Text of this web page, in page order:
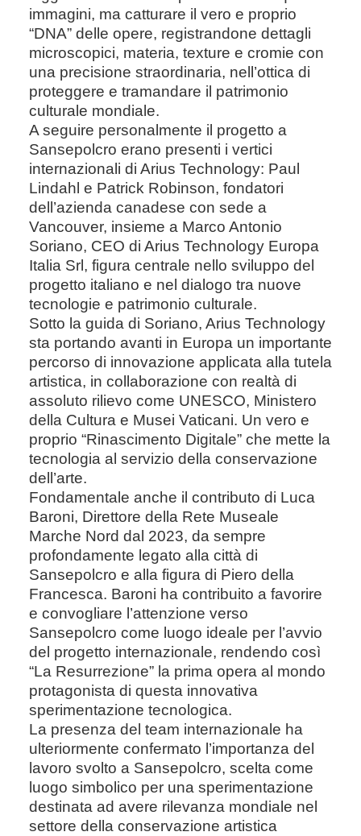
immagini, ma catturare il vero e proprio
“DNA” delle opere, registrandone dettagli
microscopici, materia, texture e cromie con
una precisione straordinaria, nell’ottica di
proteggere e tramandare il patrimonio
culturale mondiale.
A seguire personalmente il progetto a
Sansepolcro erano presenti i vertici
internazionali di Arius Technology: Paul
Lindahl e Patrick Robinson, fondatori
dell’azienda canadese con sede a
Vancouver, insieme a Marco Antonio
Soriano, CEO di Arius Technology Europa
Italia Srl, figura centrale nello sviluppo del
progetto italiano e nel dialogo tra nuove
tecnologie e patrimonio culturale.
Sotto la guida di Soriano, Arius Technology
sta portando avanti in Europa un importante
percorso di innovazione applicata alla tutela
artistica, in collaborazione con realtà di
assoluto rilievo come UNESCO, Ministero
della Cultura e Musei Vaticani. Un vero e
proprio “Rinascimento Digitale” che mette la
tecnologia al servizio della conservazione
dell’arte.
Fondamentale anche il contributo di Luca
Baroni, Direttore della Rete Museale
Marche Nord dal 2023, da sempre
profondamente legato alla città di
Sansepolcro e alla figura di Piero della
Francesca. Baroni ha contribuito a favorire
e convogliare l’attenzione verso
Sansepolcro come luogo ideale per l’avvio
del progetto internazionale, rendendo così
“La Resurrezione” la prima opera al mondo
protagonista di questa innovativa
sperimentazione tecnologica.
La presenza del team internazionale ha
ulteriormente confermato l’importanza del
lavoro svolto a Sansepolcro, scelta come
luogo simbolico per una sperimentazione
destinata ad avere rilevanza mondiale nel
settore della conservazione artistica